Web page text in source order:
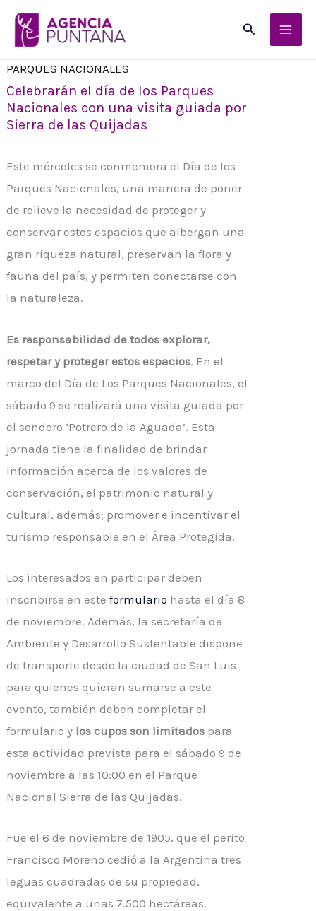
Buscar
PARQUES NACIONALES
Celebrarán el día de los Parques
Nacionales con una visita guiada por
Sierra de las Quijadas
Este mércoles se conmemora el Día de los
Parques Nacionales, una manera de poner
de relieve la necesidad de proteger y
conservar estos espacios que albergan una
gran riqueza natural, preservan la flora y
fauna del país, y permiten conectarse con
la naturaleza.
Es responsabilidad de todos explorar,
respetar y proteger estos espacios. En el
marco del Día de Los Parques Nacionales, el
sábado 9 se realizará una visita guiada por
el sendero ‘Potrero de la Aguada’. Esta
jornada tiene la finalidad de brindar
información acerca de los valores de
conservación, el patrimonio natural y
cultural, además; promover e incentivar el
turismo responsable en el Área Protegida.
Los interesados en participar deben
inscribirse en este formulario hasta el día 8
de noviembre. Además, la secretaría de
Ambiente y Desarrollo Sustentable dispone
de transporte desde la ciudad de San Luis
para quienes quieran sumarse a este
evento, también deben completar el
formulario y los cupos son limitados para
esta actividad prevista para el sábado 9 de
noviembre a las 10:00 en el Parque
Nacional Sierra de las Quijadas.
Fue el 6 de noviembre de 1905, que el perito
Francisco Moreno cedió a la Argentina tres
leguas cuadradas de su propiedad,
equivalente a unas 7.500 hectáreas.